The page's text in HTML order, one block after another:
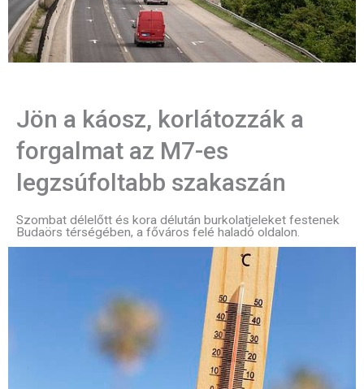
Jön a káosz, korlátozzák a
forgalmat az M7-es
legzsúfoltabb szakaszán
Szombat délelőtt és kora délután burkolatjeleket festenek
Budaörs térségében, a főváros felé haladó oldalon.